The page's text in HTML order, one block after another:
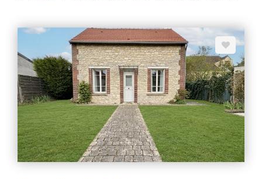
électrifié, un garage moto. Jardin clos de 1300m2 bordé de
rivière Proche A1 CDG Roissy, Paris, proche écoles,
proche gare de Chantilly. Contact Alexandra Neel
p.0620853806